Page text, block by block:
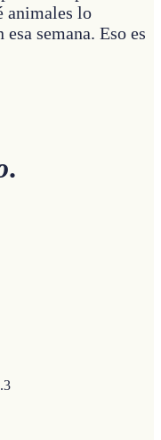
animales lo
semana. Eso es
.